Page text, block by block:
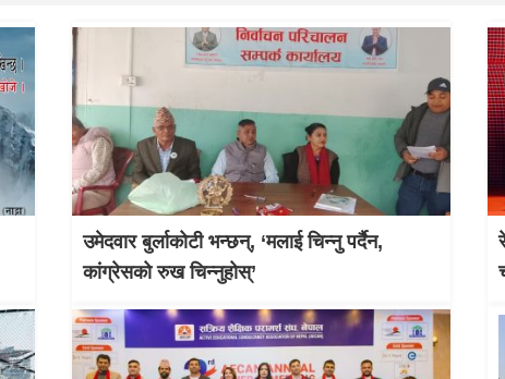
उमेदवार बुर्लाकोटी भन्छन्, ‘मलाई चिन्नु पर्दैन,
कांग्रेसको रुख चिन्नुहोस्’